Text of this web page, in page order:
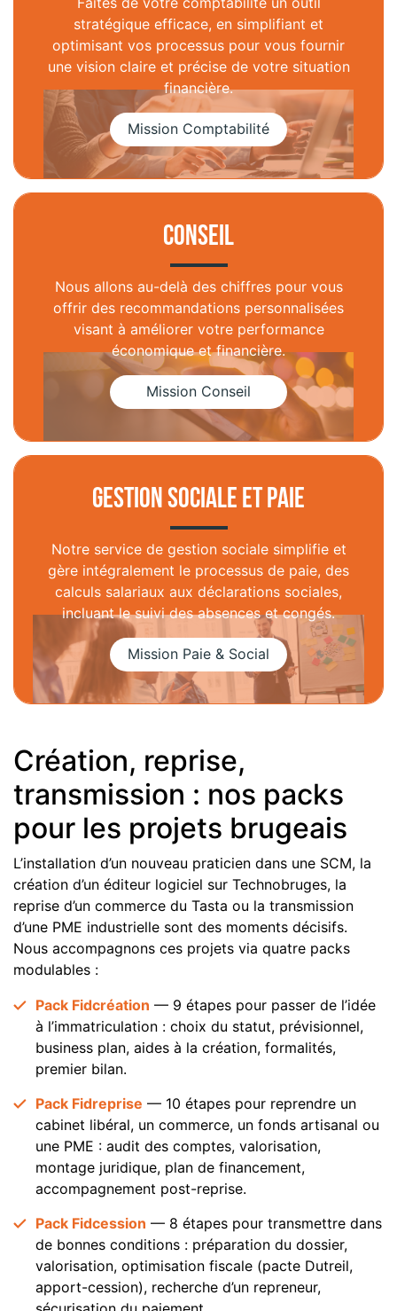
stratégique efficace, en simplifiant et
optimisant vos processus pour vous fournir
une vision claire et précise de votre situation
financière.
Conseil
Nous allons au-delà des chiffres pour vous
offrir des recommandations personnalisées
visant à améliorer votre performance
économique et financière.
Gestion sociale et paie
Notre service de gestion sociale simplifie et
gère intégralement le processus de paie, des
calculs salariaux aux déclarations sociales,
incluant le suivi des absences et congés.
Création, reprise,
transmission : nos packs
pour les projets brugeais
L’installation d’un nouveau praticien dans une SCM, la
création d’un éditeur logiciel sur Technobruges, la
reprise d’un commerce du Tasta ou la transmission
d’une PME industrielle sont des moments décisifs.
Nous accompagnons ces projets via quatre packs
modulables :
Pack Fidcréation — 9 étapes pour passer de l’idée
à l’immatriculation : choix du statut, prévisionnel,
business plan, aides à la création, formalités,
premier bilan.
Pack Fidreprise — 10 étapes pour reprendre un
cabinet libéral, un commerce, un fonds artisanal ou
une PME : audit des comptes, valorisation,
montage juridique, plan de financement,
accompagnement post-reprise.
Pack Fidcession — 8 étapes pour transmettre dans
de bonnes conditions : préparation du dossier,
valorisation, optimisation fiscale (pacte Dutreil,
apport-cession), recherche d’un repreneur,